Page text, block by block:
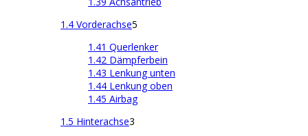
1.4 Vorderachse5
1.41 Querlenker
1.42 Dämpferbein
1.43 Lenkung unten
1.44 Lenkung oben
1.45 Airbag
1.5 Hinterachse3